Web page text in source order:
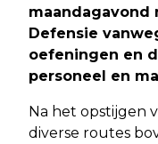
maandagavond
Defensie
oefeningen en
personeel en
Na het opstijgen
diverse routes